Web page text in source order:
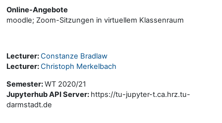
Online-Angebote
moodle; Zoom-Sitzungen in virtuellem Klassenraum
Lecturer:Constanze Bradlaw
Lecturer:Christoph Merkelbach
Semester:WT 2020/21
Jupyterhub API Server: https://tu-jupyter-t.ca.hrz.tu-
darmstadt.de